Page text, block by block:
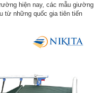
hiện nay, các mẫu giường
từ những quốc gia tiên tiến